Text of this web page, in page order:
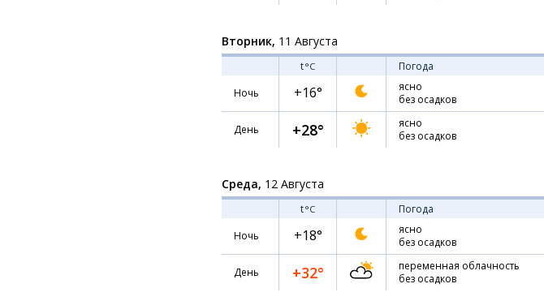
Вторник, 11 Августа
t°C Погода
Ночь
+16°
ясно
без осадков
День +28°
ясно
без осадков
Среда, 12 Августа
t°C Погода
Ночь
+18°
ясно
без осадков
День +32°
переменная облачность
без осадков